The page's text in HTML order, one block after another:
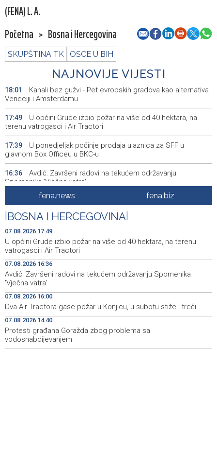
(FENA) L. A.
Početna > Bosna i Hercegovina
SKUPŠTINA TK OSCE U BIH
NAJNOVIJE VIJESTI
18:01
Kanali bez gužvi - Pet evropskih gradova kao alternativa
Veneciji i Amsterdamu
17:49
U općini Grude izbio požar na više od 40 hektara, na
terenu vatrogasci i Air Tractori
17:39
U ponedjeljak počinje prodaja ulaznica za SFF u
glavnom Box Officeu u BKC-u
16:36
Avdić: Završeni radovi na tekućem održavanju
Spomenika 'Vječna vatra'
Dva Air Tractora gase požar u Konjicu, u subotu stiže i
treći
15:58
Meta kažnjena sa dodatnih 567 miliona dolara zbog
ugrožavanja sigurnosti djece
15:52
10 umjesto Rudnika Soli Tuzla
15:46
Oko 150 izlagača stiže u Gradačac na 53. Međunarodni
sajam šljive
15:44
Španija postavila ultimatum Italiji da ukine granične
kontrole
15:42
Goražde residents protest over repeated water
outages
fena.news fena.biz
BOSNA I HERCEGOVINA
07.08.2026 17:49
U općini Grude izbio požar na više od 40 hektara, na terenu
vatrogasci i Air Tractori
07.08.2026 16:36
Avdić: Završeni radovi na tekućem održavanju Spomenika
'Vječna vatra'
07.08.2026 16:00
Dva Air Tractora gase požar u Konjicu, u subotu stiže i treći
07.08.2026 14:40
Protesti građana Goražda zbog problema sa
vodosnabdijevanjem